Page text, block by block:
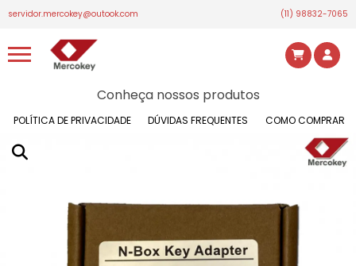
servidor.mercokey@outook.com (11) 98832-7065
Conheça nossos produtos
POLÍTICA DE PRIVACIDADE DÚVIDAS FREQUENTES COMO COMPRAR